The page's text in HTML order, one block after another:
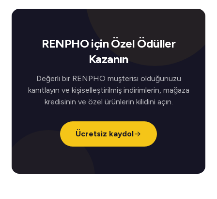
RENPHO için Özel Ödüller
Kazanın
Değerli bir RENPHO müşterisi olduğunuzu
kanıtlayın ve kişiselleştirilmiş indirimlerin, mağaza
kredisinin ve özel ürünlerin kilidini açın.
Ücretsiz kaydol